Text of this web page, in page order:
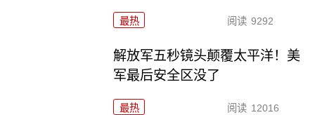
最热 阅读 9292
解放军五秒镜头颠覆太平洋！美
军最后安全区没了
最热 阅读 12016